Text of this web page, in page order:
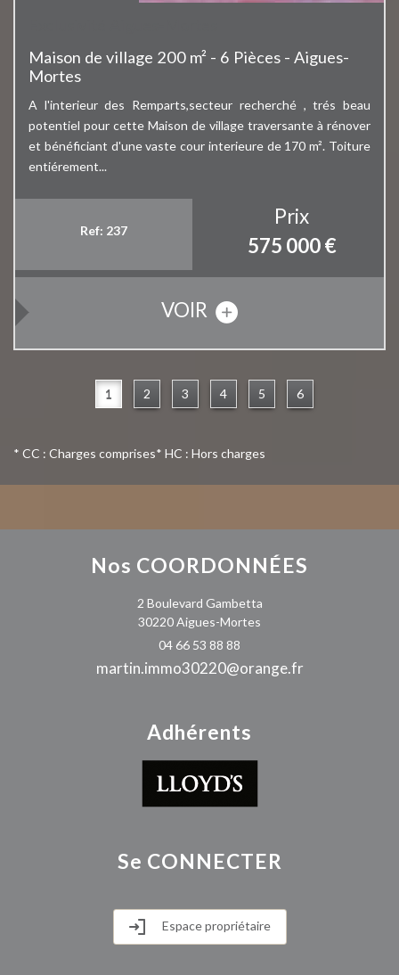
Maison de village 200 m² - 6 Pièces - Aigues-
Mortes
A l'interieur des Remparts,secteur recherché , trés beau
potentiel pour cette Maison de village traversante à rénover
et bénéficiant d'une vaste cour interieure de 170 m². Toiture
entiérement...
Ref: 237
Prix
575 000 €
VOIR
1 2 3 4 5 6
* CC : Charges comprises* HC : Hors charges
Nos COORDONNÉES
2 Boulevard Gambetta
30220 Aigues-Mortes
04 66 53 88 88
martin.immo30220@orange.fr
Adhérents
Se CONNECTER
Espace propriétaire